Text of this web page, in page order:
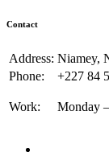
Contact
Address: Niamey,
Phone:
+227 84
Work: Monday